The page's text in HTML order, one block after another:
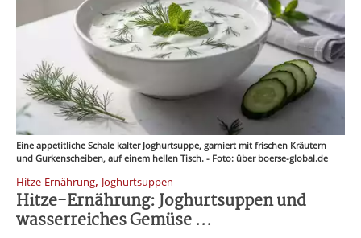
Eine appetitliche Schale kalter Joghurtsuppe, garniert mit frischen Kräutern
und Gurkenscheiben, auf einem hellen Tisch. - Foto: über boerse-global.de
Hitze-Ernährung, Joghurtsuppen
Hitze-Ernährung: Joghurtsuppen und
wasserreiches Gemüse ...